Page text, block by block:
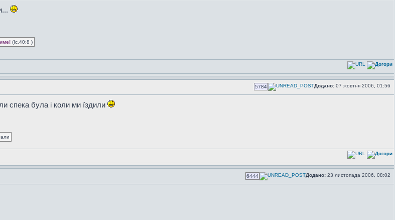
(Іс.40:8 )
5784 Додано: 07 жовтня 2006, 01:56
спека була і коли ми їздили
6444 Додано: 23 листопада 2006, 08:02